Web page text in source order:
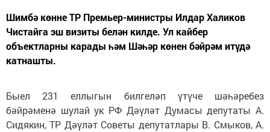
Шимбә көнне ТР Премьер-министры Илдар Халиков
Чистайга эш визиты белән килде. Ул кайбер
объектларны карады һәм Шәһәр көнен бәйрәм итүдә
катнашты.
Быел 231 еллыгын билгеләп үтүче шәһәребез
бәйрәменә шулай ук РФ Дәүләт Думасы депутаты А.
Сидякин, ТР Дәүләт Советы депутатлары В. Смыков, А.